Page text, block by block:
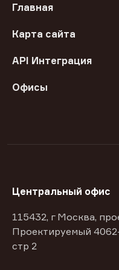
Главная
Карта сайта
API Интеграция
Офисы
Центральный офис
115432, г Москва,
Проектируемый
стр 2